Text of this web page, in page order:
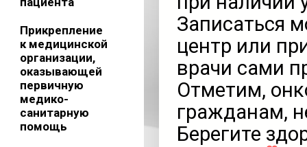
Прикрепление
к медицинской
организации,
оказывающей
первичную
медико-
санитарную
помощь
Записаться
центр или
врачи сами
Отметим,
гражданам,
Берегите